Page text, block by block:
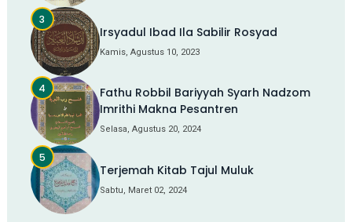
Irsyadul Ibad Ila Sabilir Rosyad
Kamis, Agustus 10, 2023
Fathu Robbil Bariyyah Syarh Nadzom
Imrithi Makna Pesantren
Selasa, Agustus 20, 2024
Terjemah Kitab Tajul Muluk
Sabtu, Maret 02, 2024